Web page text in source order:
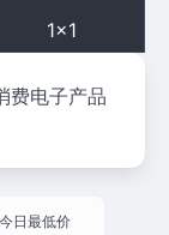
1×1
费电子产品
今日最低价